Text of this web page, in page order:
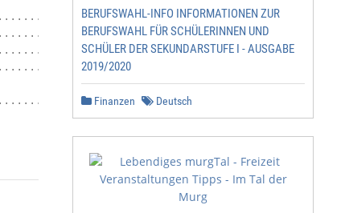
BERUFSWAHL-INFO INFORMATIONEN ZUR
BERUFSWAHL FÜR SCHÜLERINNEN UND
SCHÜLER DER SEKUNDARSTUFE I - AUSGABE
2019/2020
Finanzen Deutsch